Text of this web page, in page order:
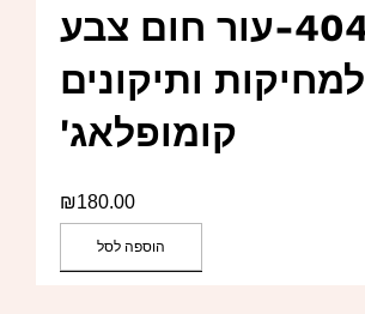
404-עור חום צבע
למחיקות ותיקונים
קומופלאג'
₪180.00
הוספה לסל